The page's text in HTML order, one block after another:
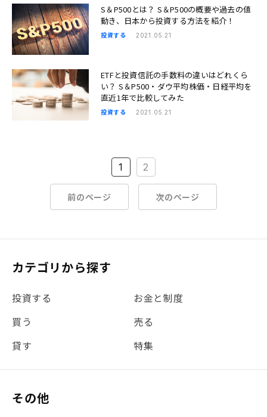
S＆P500とは？ S＆P500の概要や過去の値
動き、日本から投資する方法を紹介！
投資する 2021.05.21
ETFと投資信託の手数料の違いはどれくら
い？ S＆P500・ダウ平均株価・日経平均を
直近1年で比較してみた
投資する 2021.05.21
1 2
前のページ 次のページ
カテゴリから探す
投資する
お金と制度
買う
売る
貸す
特集
その他